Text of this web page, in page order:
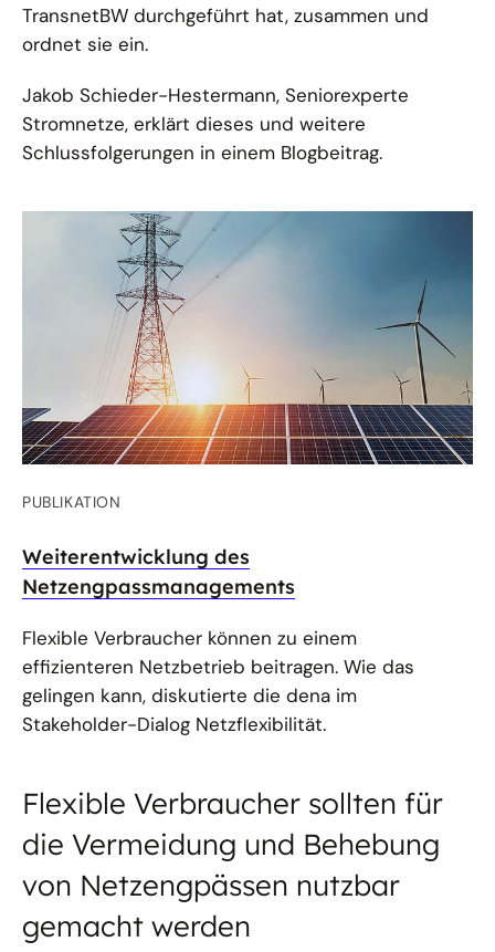
TransnetBW durchgeführt hat, zusammen und
ordnet sie ein.
Jakob Schieder-Hestermann, Seniorexperte
Stromnetze, erklärt dieses und weitere
Schlussfolgerungen in einem Blogbeitrag.
PUBLIKATION
Weiterentwicklung des
Netzengpassmanagements
Flexible Verbraucher können zu einem
effizienteren Netzbetrieb beitragen. Wie das
gelingen kann, diskutierte die dena im
Stakeholder-Dialog Netzflexibilität.
Flexible Verbraucher sollten für
die Vermeidung und Behebung
von Netzengpässen nutzbar
gemacht werden